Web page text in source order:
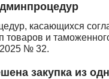
касающихся
товаров и
№ 32.
закупка из